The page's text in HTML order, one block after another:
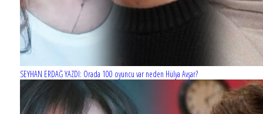
SEYHAN ERDAĞ YAZDI: Orada 100 oyuncu var neden Hülya Avşar?